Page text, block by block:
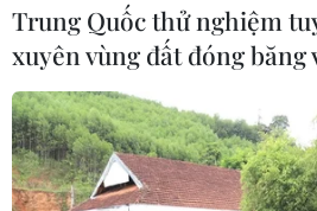
Trung Quốc thử nghiệm
xuyên vùng đất đóng băng